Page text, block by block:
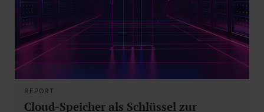
REPORT
Cloud-Speicher als Schlüssel zur